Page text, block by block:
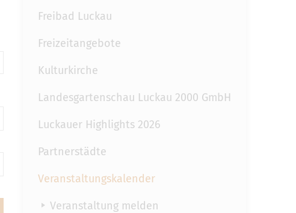
Freibad Luckau
Freizeitangebote
Kulturkirche
Landesgartenschau Luckau 2000 GmbH
Luckauer Highlights 2026
Partnerstädte
Veranstaltungskalender
Veranstaltung melden